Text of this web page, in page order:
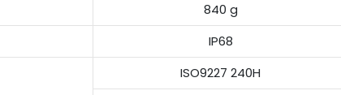
840 g
IP68
ISO9227 240H